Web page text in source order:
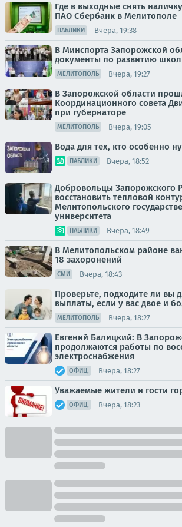
Где в выходные снять
ПАО Сбербанк в Мелитополе
ПАБЛИКИ Вчера, 19:38
В Минспорта Запорожской
документы по развитию
МЕЛИТОПОЛЬ Вчера, 19:27
В Запорожской области
Координационного совета
при губернаторе
МЕЛИТОПОЛЬ Вчера, 19:05
Вода для тех, кто особенно
ПАБЛИКИ Вчера, 18:52
Добровольцы Запорожского
восстановить тепловой
Мелитопольского
университета
ПАБЛИКИ Вчера, 18:49
В Мелитопольском районе
18 захоронений
СМИ Вчера, 18:43
Проверьте, подходите ли вы
выплаты, если у вас двое и
МЕЛИТОПОЛЬ Вчера, 18:27
Евгений Балицкий: В
продолжаются работы по
электроснабжения
ОФИЦ. Вчера, 18:27
Уважаемые жители и гости
ОФИЦ. Вчера, 18:23